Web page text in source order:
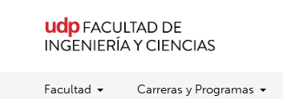
Facultad Carreras y Programas